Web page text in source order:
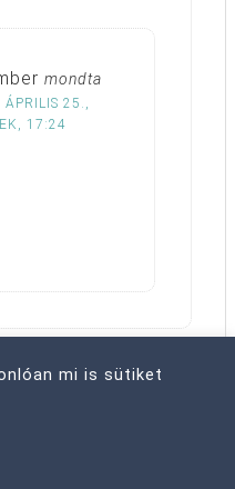
mondta
25.,
17:24
25., PÉNTEK, 8:02
mi is sütiket